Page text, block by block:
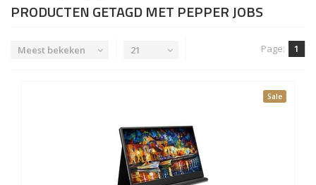
PRODUCTEN GETAGD MET PEPPER JOBS
Meest bekeken 21 Page: 1
Sale